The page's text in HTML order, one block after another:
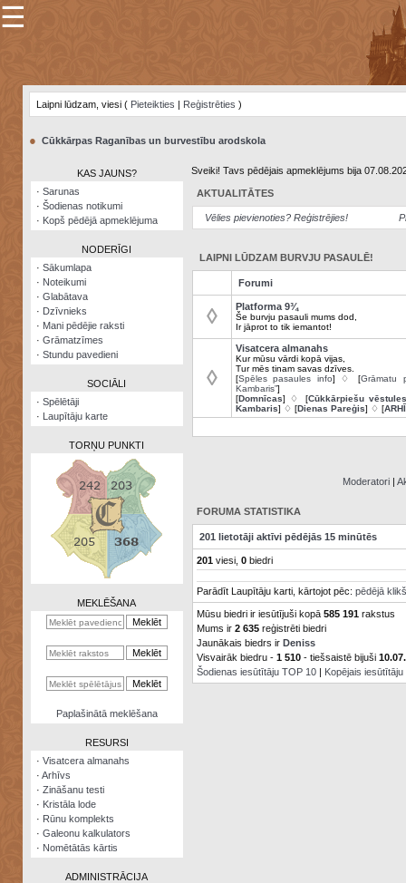
×
Šodienas
notikumi
Visatcera
almanahs
Arhīvs
Zināšanu
kalkulators
Nomētātās
☰
Laipni lūdzam, viesi ( Pieteikties | Reģistrēties )
● Cūkkārpas Raganības un burvestību arodskola
KAS JAUNS?
· Sarunas
· Šodienas notikumi
· Kopš pēdējā apmeklējuma
NODERĪGI
· Sākumlapa
· Noteikumi
· Glabātava
· Dzīvnieks
· Mani pēdējie raksti
· Grāmatzīmes
· Stundu pavedieni
SOCIĀLI
· Spēlētāji
· Laupītāju karte
TORŅU PUNKTI
MEKLĒŠANA
Paplašinātā meklēšana
RESURSI
· Visatcera almanahs
· Arhīvs
· Zināšanu testi
· Kristāla lode
· Rūnu komplekts
· Galeonu kalkulators
· Nomētātās kārtis
ADMINISTRĀCIJA
Sveiki! Tavs pēdējais apmeklējums bija
AKTUALITĀTES
Vēlies pievienoties? Reģistrējies!
LAIPNI LŪDZAM BURVJU PASAULĒ!
Forumi
◊ Platforma 9¾
Še burvju pasauli mums dod,
Ir jāprot to tik iemantot!
◊
Visatcera almanahs
Kur mūsu vārdi kopā vijas,
Tur mēs tinam savas dzīves.
[Spēles pasaules info] ♢ [Grāmatu
Kambaris”]
[Domnīcas] ♢ [Cūkkārpiešu vēstules
Kambaris] ♢ [Dienas Pareģis] ♢ [
Moderatori |
FORUMA STATISTIKA
201 lietotāji aktīvi pēdējās 15 minūtēs
201viesi, 0biedri
Parādīt Laupītāju karti, kārtojot pēc: pēdējā
Mūsu biedri ir iesūtījuši kopā 585 191rakstus
Mums ir 2 635reģistrēti biedri
Jaunākais biedrs ir Deniss
Visvairāk biedru - 1 510- tiešsaistē bijuši
Šodienas iesūtītāju TOP 10| Kopējais iesūtītāju